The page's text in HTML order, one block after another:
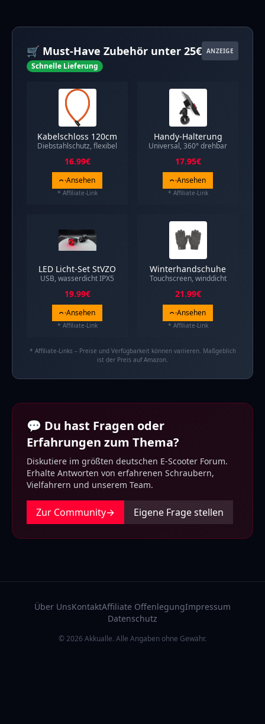
🛒 Must-Have Zubehör unter 25€ ANZEIGE
Schnelle Lieferung
Kabelschloss 120cm
Diebstahlschutz, flexibel
16.99€
Ansehen
* Affiliate-Link
Handy-Halterung
Universal, 360° drehbar
17.95€
Ansehen
* Affiliate-Link
LED Licht-Set StVZO
USB, wasserdicht IPX5
19.99€
Ansehen
* Affiliate-Link
Winterhandschuhe
Touchscreen, winddicht
21.99€
Ansehen
* Affiliate-Link
* Affiliate-Links – Preise und Verfügbarkeit können variieren. Maßgeblich
ist der Preis auf Amazon.
💬 Du hast Fragen oder
Erfahrungen zum Thema?
Diskutiere im größten deutschen E-Scooter Forum.
Erhalte Antworten von erfahrenen Schraubern,
Vielfahrern und unserem Team.
Zur Community→ Eigene Frage stellen
Über UnsKontaktAffiliate OffenlegungImpressum
Datenschutz
© 2026 Akkualle. Alle Angaben ohne Gewähr.